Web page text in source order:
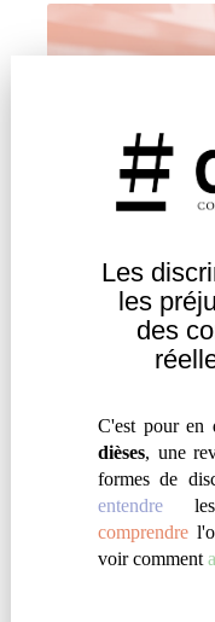
Les
les
des
C'est pour en
dièses, une
formes de
entendre les
comprendre
voir comment
PUISSANCE
Les controverses
Christie, puis sur
montrent que le
d'enfermer les